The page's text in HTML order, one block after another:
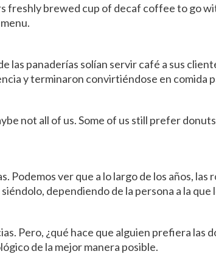
freshly brewed cup of decaf coffee to go
las panaderías solían servir café a sus
y terminaron convirtiéndose en comida
not all of us. Some of us still prefer
Podemos ver que a lo largo de los años,
dependiendo de la persona a la que
Pero, ¿qué hace que alguien prefiera las
de la mejor manera posible.